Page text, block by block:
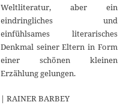
Weltliteratur, aber ein
eindringliches und
einfühlsames literarisches
Denkmal seiner Eltern in Form
einer schönen kleinen
Erzählung gelungen.
| RAINER BARBEY